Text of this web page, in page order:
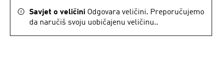
Savjet o veličini Odgovara veličini. Preporučujemo
da naručiš svoju uobičajenu veličinu..